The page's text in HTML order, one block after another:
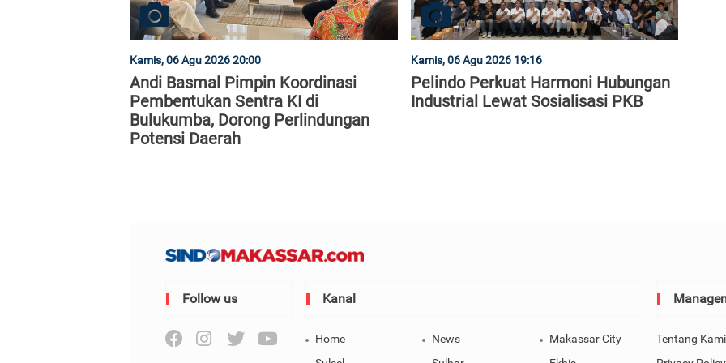
Kamis, 06 Agu 2026 20:00
Andi Basmal Pimpin Koordinasi
Pembentukan Sentra KI di
Bulukumba, Dorong Perlindungan
Potensi Daerah
Kamis, 06 Agu 2026 19:16
Pelindo Perkuat Harmoni Hubungan
Industrial Lewat Sosialisasi PKB
Follow us Kanal
Home News
Makassar City
Tentang Kami